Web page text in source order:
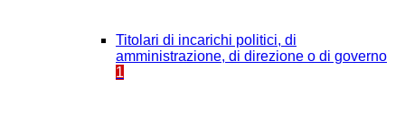
Titolari di incarichi politici, di
amministrazione, di direzione o di governo
1